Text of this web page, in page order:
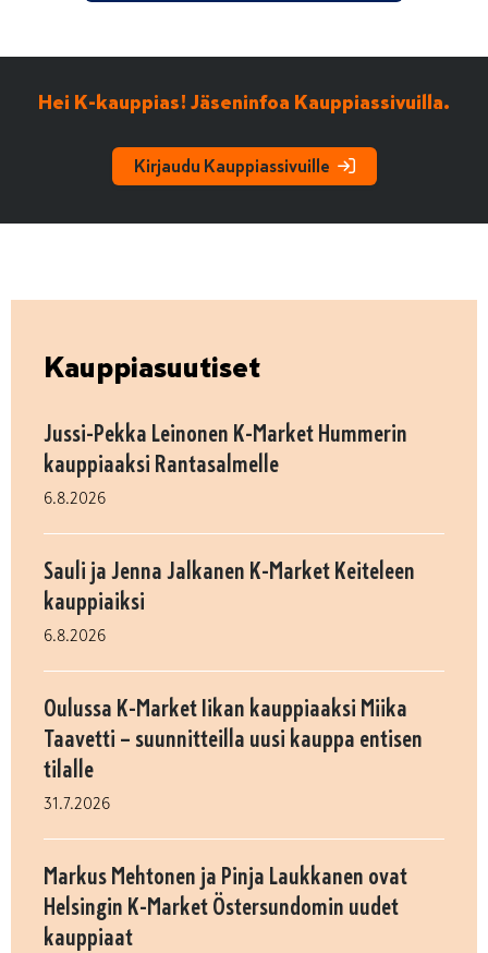
Hei K-kauppias! Jäseninfoa Kauppiassivuilla.
Kirjaudu Kauppiassivuille
Kauppiasuutiset
Jussi-Pekka Leinonen K-Market Hummerin
kauppiaaksi Rantasalmelle
6.8.2026
Sauli ja Jenna Jalkanen K-Market Keiteleen
kauppiaiksi
6.8.2026
Oulussa K-Market Iikan kauppiaaksi Miika
Taavetti – suunnitteilla uusi kauppa entisen
tilalle
31.7.2026
Markus Mehtonen ja Pinja Laukkanen ovat
Helsingin K-Market Östersundomin uudet
kauppiaat